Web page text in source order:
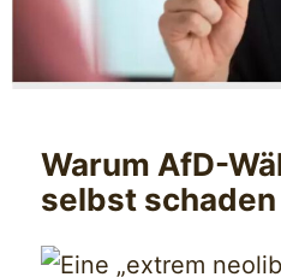
Warum AfD-
selbst schaden